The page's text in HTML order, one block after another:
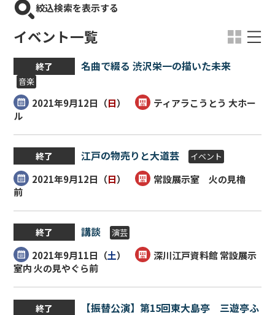
絞込検索を表示する
イベント一覧
終了 名曲で綴る 渋沢栄一の描いた未来
音楽
2021年9月12日（日）
ティアラこうとう 大ホー
ル
終了 江戸の物売りと大道芸 イベント
2021年9月12日（日）
常設展示室 火の見櫓
前
終了 講談 演芸
2021年9月11日（土）
深川江戸資料館 常設展示
室内 火の見やぐら前
終了
【振替公演】第15回東大島亭 三遊亭ふ